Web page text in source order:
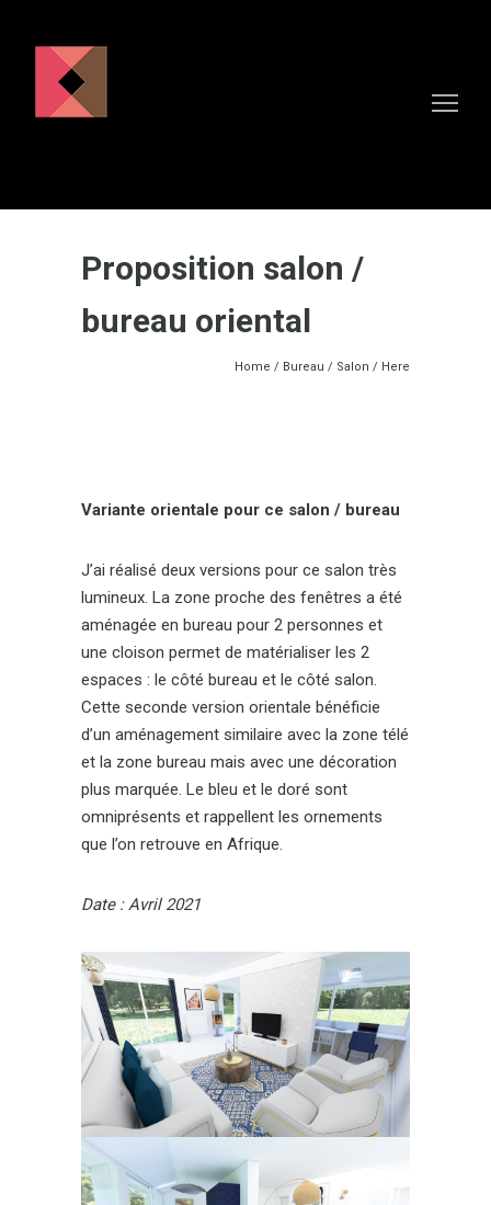
Proposition salon /
bureau oriental
Home / Bureau / Salon / Here
Variante orientale pour ce salon / bureau
J’ai réalisé deux versions pour ce salon très
lumineux. La zone proche des fenêtres a été
aménagée en bureau pour 2 personnes et
une cloison permet de matérialiser les 2
espaces : le côté bureau et le côté salon.
Cette seconde version orientale bénéficie
d’un aménagement similaire avec la zone télé
et la zone bureau mais avec une décoration
plus marquée. Le bleu et le doré sont
omniprésents et rappellent les ornements
que l’on retrouve en Afrique.
Date : Avril 2021